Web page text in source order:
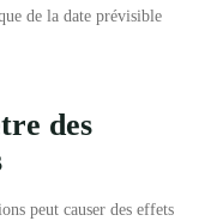
de la date prévisible
des
peut causer des effets